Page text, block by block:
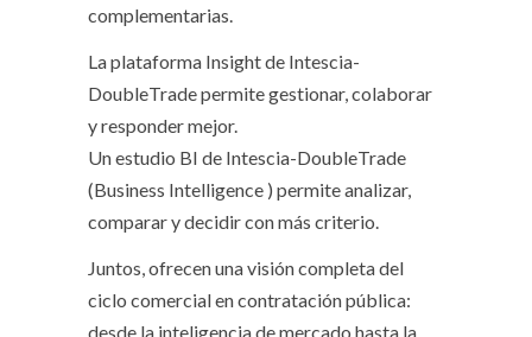
complementarias.
La plataforma Insight de Intescia-
DoubleTrade permite gestionar, colaborar
y responder mejor.
Un estudio BI de Intescia-DoubleTrade
(Business Intelligence ) permite analizar,
comparar y decidir con más criterio.
Juntos, ofrecen una visión completa del
ciclo comercial en contratación pública:
desde la inteligencia de mercado hasta la